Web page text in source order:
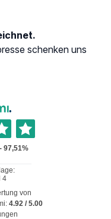
schenken uns
von
4.92/ 5.00